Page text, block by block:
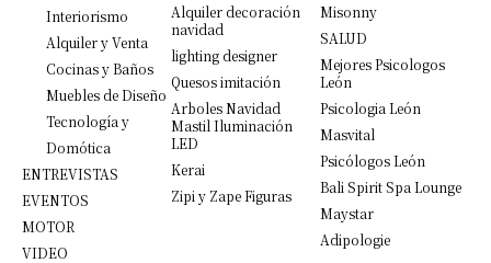
Interiorismo
Alquiler y Venta
Cocinas y Baños
Muebles de Diseño
Tecnología y
Domótica
ENTREVISTAS
EVENTOS
MOTOR
VIDEO
Alquiler decoración
navidad
lighting designer
Quesos imitación
Arboles Navidad
Mastil Iluminación
LED
Kerai
Zipi y Zape Figuras
Misonny
SALUD
Mejores Psicologos
León
Psicologia León
Masvital
Psicólogos León
Bali Spirit Spa Lounge
Maystar
Adipologie